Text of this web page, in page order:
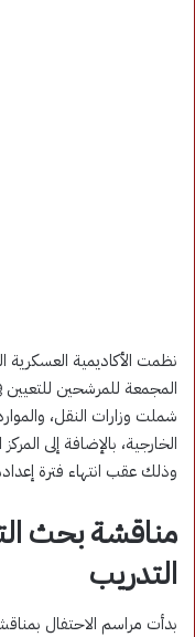
نظمت الأكاديمية العسكرية
المجمعة للمرشحين للتعيين
شملت وزارات النقل، والموارد
الخارجية، بالإضافة إلى
وذلك عقب انتهاء فترة
مناقشة بحث
التدريب
بدأت مراسم الاحتفال